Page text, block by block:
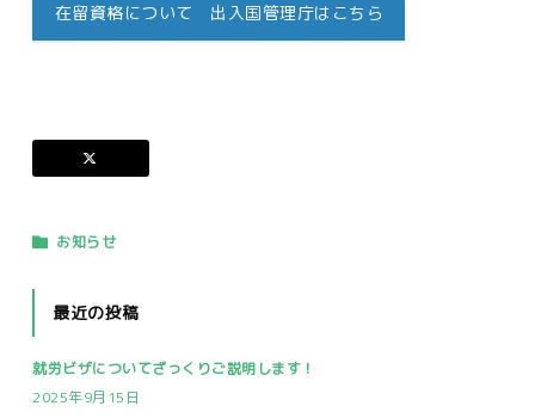
在留資格について 出入国管理庁はこちら
お知らせ
最近の投稿
就労ビザについてざっくりご説明します！
2025年9月15日